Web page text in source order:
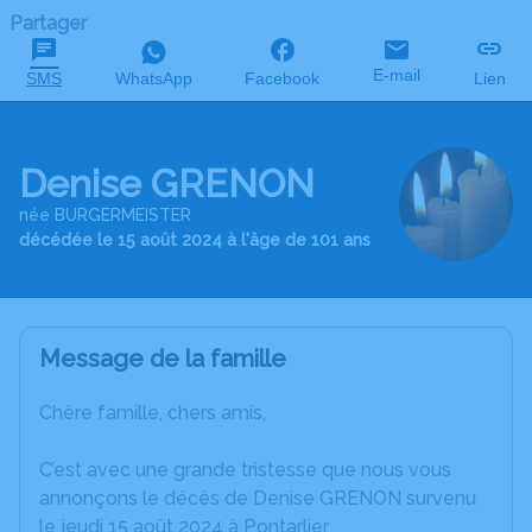
Partager
SMS WhatsApp Facebook E-mail Lien
Denise GRENON
née BURGERMEISTER
décédée le 15 août 2024 à l'âge de 101 ans
Message de la famille
Chère famille, chers amis,
C’est avec une grande tristesse que nous vous
annonçons le décès de Denise GRENON survenu
le jeudi 15 août 2024 à Pontarlier.